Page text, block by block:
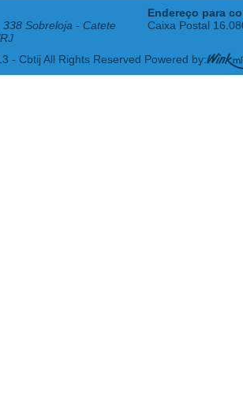
Sobreloja - Catete
Endereço para
Caixa Postal
- Cbtij All Rights Reserved Powered by: